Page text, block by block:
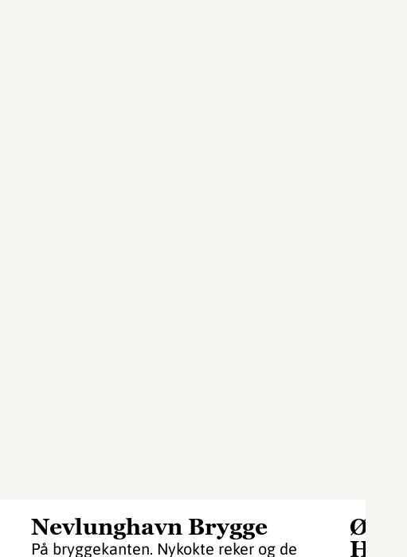
Nevlunghavn Brygge
På bryggekanten. Nykokte reker og de